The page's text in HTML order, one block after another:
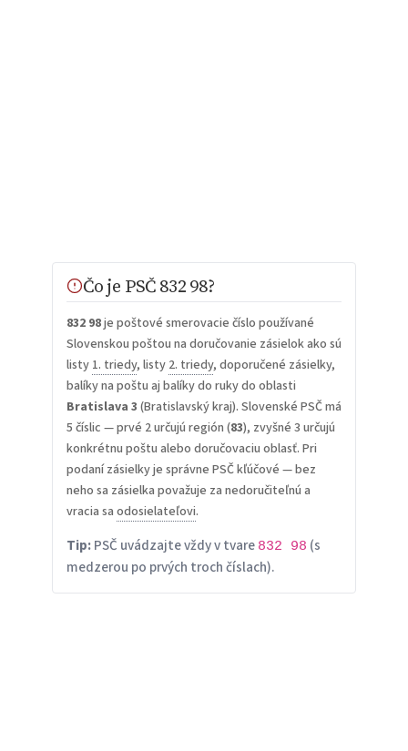
Čo je PSČ 832 98?
832 98je poštové smerovacie číslo používané
Slovenskou poštou na doručovanie zásielok ako sú
listy 1. triedy, listy 2. triedy, doporučené zásielky,
balíky na poštu aj balíky do ruky do oblasti
Bratislava 3 (Bratislavský kraj). Slovenské PSČ má
5 číslic — prvé 2 určujú región (83), zvyšné 3 určujú
konkrétnu poštu alebo doručovaciu oblasť. Pri
podaní zásielky je správne PSČ kľúčové — bez
neho sa zásielka považuje za nedoručiteľnú a
vracia sa odosielateľovi.
Tip:PSČ uvádzajte vždy v tvare 832 98 (s
medzerou po prvých troch číslach).